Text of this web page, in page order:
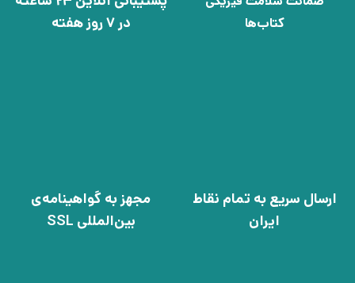
کتاب‌ها
در 7 روز هفته
ارسال سریع به تمام نقاط
ایران
مجهز به گواهینامه‌ی
بین‌المللی SSL